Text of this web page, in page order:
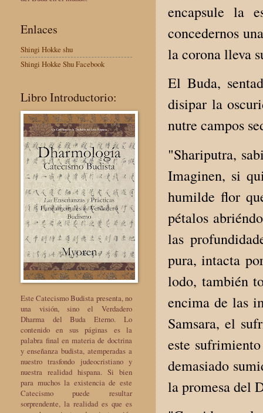
encapsule la
concedernos
la corona lleva
El Buda,
disipar la
nutre campos
"Shariputra,
Imaginen, si
humilde flor
pétalos
las
pura, intacta
lodo, también
encima de las
Samsara, el
este
demasiado
la promesa del
Enlaces
Shingi Hokke shu
Shingi Hokke Shu Facebook
Libro Introductorio:
Este Catecismo Budista presenta, no
una visión, sino el Verdadero
Dharma del Buda Eterno. Lo
contenido en sus páginas es la
palabra final en materia de doctrina
y enseñanza budista, atemperadas a
nuestro trasfondo judeocristiano y
nuestra realidad hispana. Si bien
para muchos la existencia de este
Catecismo puede resultar
sorprendente, la realidad es que es